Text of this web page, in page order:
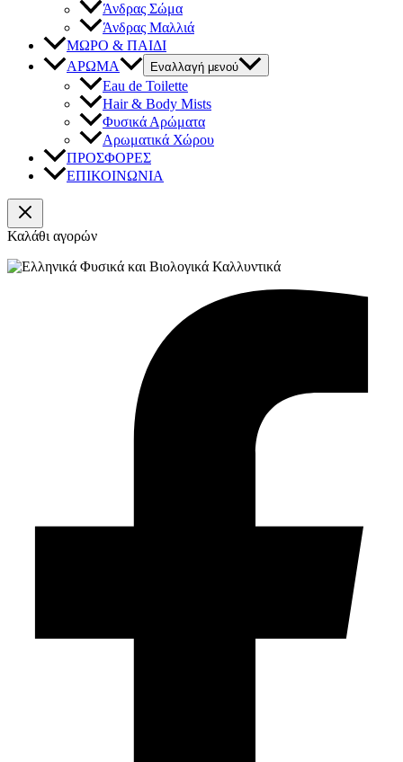
Άνδρας Σώμα
Άνδρας Μαλλιά
ΜΩΡΟ & ΠΑΙΔΙ
ΑΡΩΜΑ
Εναλλαγή μενού
Eau de Toilette
Hair & Body Mists
Φυσικά Αρώματα
Αρωματικά Χώρου
ΠΡΟΣΦΟΡΕΣ
ΕΠΙΚΟΙΝΩΝΙΑ
Καλάθι αγορών